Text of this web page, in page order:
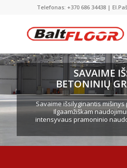
Telefonas: +370 686 34438 |
SAVAIME
BETONINIŲ
Savaime išsilyginantis
Ilgaamžiškam
intensyvaus pramoninio